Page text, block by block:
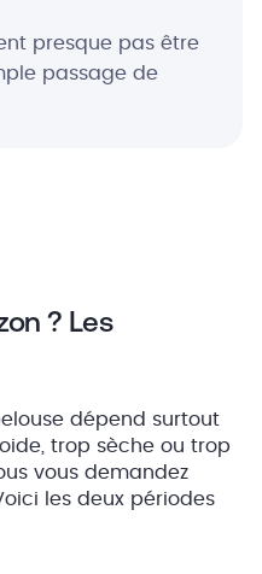
presque pas être
passage de
? Les
dépend surtout
trop sèche ou trop
vous demandez
les deux périodes